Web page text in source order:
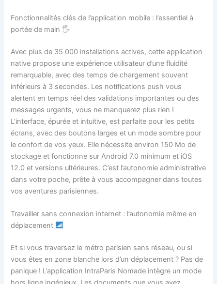
Fonctionnalités clés de l’application mobile : l’essentiel à
portée de main 🖐️
Avec plus de 35 000 installations actives, cette application
native propose une expérience utilisateur d’une fluidité
remarquable, avec des temps de chargement souvent
inférieurs à 3 secondes. Les notifications push vous
alertent en temps réel des validations importantes ou des
messages urgents, vous ne manquerez plus rien !
L’interface, épurée et intuitive, est parfaite pour les petits
écrans, avec des boutons larges et un mode sombre pour
le confort de vos yeux. Elle nécessite environ 150 Mo de
stockage et fonctionne sur Android 7.0 minimum et iOS
12.0 et versions ultérieures. C’est l’autonomie administrative
dans votre poche, prête à vous accompagner dans toutes
vos aventures parisiennes.
Travailler sans connexion internet : l’autonomie même en
déplacement
Et si vous traversez le métro parisien sans réseau, ou si
vous êtes en zone blanche lors d’un déplacement ? Pas de
panique ! L’application IntraParis Nomade intègre un mode